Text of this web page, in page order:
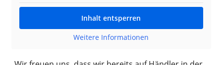
Inhalt entsperren
Weitere Informationen